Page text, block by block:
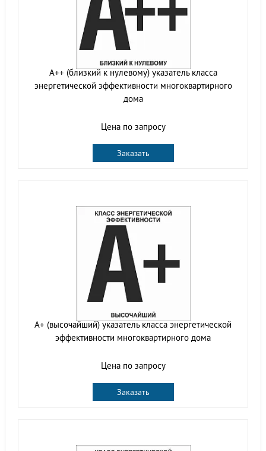
A++ (близкий к нулевому) указатель класса
энергетической эффективности многоквартирного
дома
Цена по запросу
Заказать
A+ (высочайший) указатель класса энергетической
эффективности многоквартирного дома
Цена по запросу
Заказать